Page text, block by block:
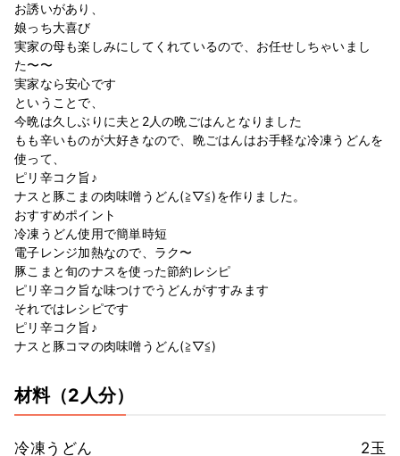
お誘いがあり、
娘っち大喜び
実家の母も楽しみにしてくれているので、お任せしちゃいまし
た〜〜
実家なら安心です
ということで、
今晩は久しぶりに夫と2人の晩ごはんとなりました
もも辛いものが大好きなので、晩ごはんはお手軽な冷凍うどんを
使って、
ピリ辛コク旨♪
ナスと豚こまの肉味噌うどん(≧▽≦)を作りました。
おすすめポイント
冷凍うどん使用で簡単時短
電子レンジ加熱なので、ラク〜
豚こまと旬のナスを使った節約レシピ
ピリ辛コク旨な味つけでうどんがすすみます
それではレシピです
ピリ辛コク旨♪
ナスと豚コマの肉味噌うどん(≧▽≦)
材料（2人分）
冷凍うどん
2玉